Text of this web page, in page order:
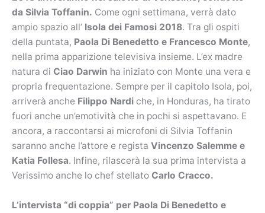
da Silvia Toffanin. Come ogni settimana, verrà dato
ampio spazio all’ Isola dei Famosi 2018. Tra gli ospiti
della puntata, Paola Di Benedetto e Francesco Monte,
nella prima apparizione televisiva insieme. L’ex madre
natura di Ciao Darwin ha iniziato con Monte una vera e
propria frequentazione. Sempre per il capitolo Isola, poi,
arriverà anche Filippo Nardi che, in Honduras, ha tirato
fuori anche un’emotività che in pochi si aspettavano. E
ancora, a raccontarsi ai microfoni di Silvia Toffanin
saranno anche l’attore e regista Vincenzo Salemme e
Katia Follesa. Infine, rilascerà la sua prima intervista a
Verissimo anche lo chef stellato Carlo Cracco.
L’intervista “di coppia” per Paola Di Benedetto e